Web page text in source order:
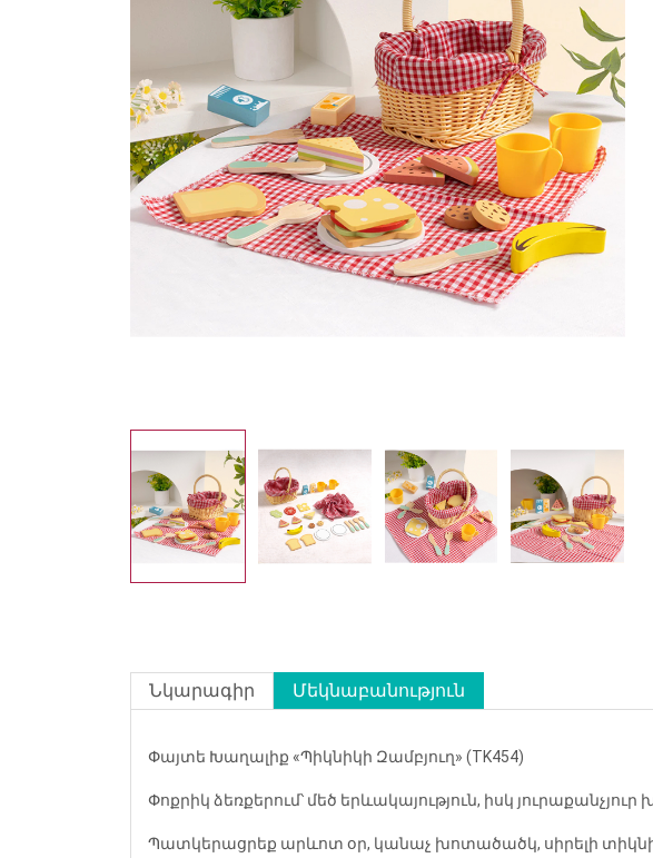
Նկարագիր Մեկնաբանություն
Փայտե Խաղալիք «Պիկնիկի Զամբյուղ» (TK454)
Փոքրիկ ձեռքերում՝ մեծ երևակայություն, իսկ
Պատկերացրեք արևոտ օր, կանաչ խոտածածկ, սիրելի